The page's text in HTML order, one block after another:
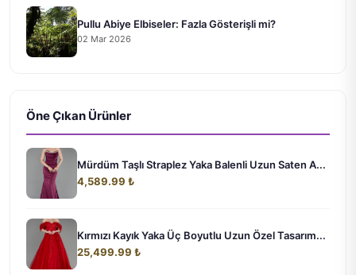
Pullu Abiye Elbiseler: Fazla Gösterişli mi?
02 Mar 2026
Öne Çıkan Ürünler
Mürdüm Taşlı Straplez Yaka Balenli Uzun Saten A...
4,589.99 ₺
Kırmızı Kayık Yaka Üç Boyutlu Uzun Özel Tasarım...
25,499.99 ₺